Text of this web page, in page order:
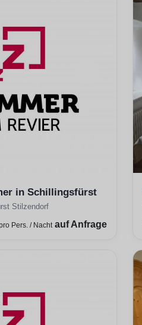
in Schillingsfürst
Stilzendorf
Pers. / Nacht auf Anfrage